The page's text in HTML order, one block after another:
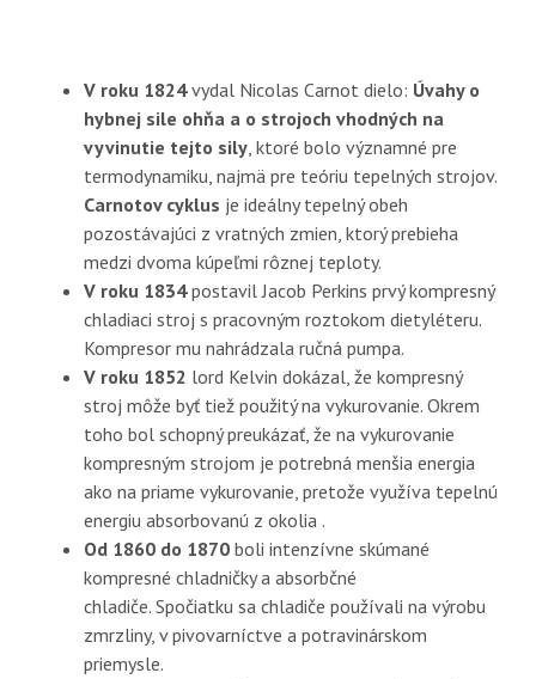
V roku 1824vydal Nicolas Carnot dielo: Úvahy o
hybnej sile ohňa a o strojoch vhodných na
vyvinutie tejto sily, ktoré bolo významné pre
termodynamiku, najmä pre teóriu tepelných strojov.
Carnotov cyklus je ideálny tepelný obeh
pozostávajúci z vratných zmien, ktorý prebieha
medzi dvoma kúpeľmi rôznej teploty.
V roku 1834postavil Jacob Perkins prvý kompresný
chladiaci stroj s pracovným roztokom dietyléteru.
Kompresor mu nahrádzala ručná pumpa.
V roku 1852 lord Kelvin dokázal, že kompresný
stroj môže byť tiež použitý na vykurovanie. Okrem
toho bol schopný preukázať, že na vykurovanie
kompresným strojom je potrebná menšia energia
ako na priame vykurovanie, pretože využíva tepelnú
energiu absorbovanú z okolia .
Od 1860 do 1870 boli intenzívne skúmané
kompresné chladničky a absorbčné
chladiče. Spočiatku sa chladiče používali na výrobu
zmrzliny, v pivovarníctve a potravinárskom
priemysle.